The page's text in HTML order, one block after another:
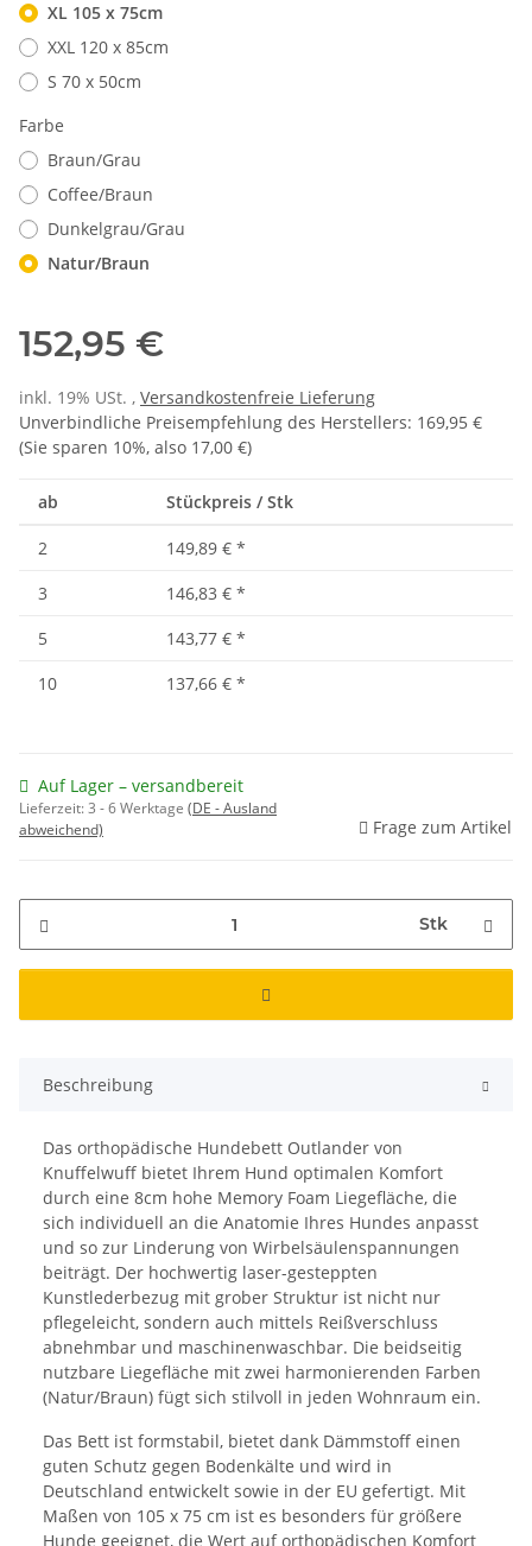
XL 105 x 75cm
XXL 120 x 85cm
S 70 x 50cm
Farbe
Braun/Grau
Coffee/Braun
Dunkelgrau/Grau
Natur/Braun
152,95 €
inkl. 19% USt. , Versandkostenfreie Lieferung
Unverbindliche Preisempfehlung des Herstellers: 169,95 €
(Sie sparen 10%, also 17,00 €)
ab Stückpreis / Stk
2 149,89 € *
3
146,83 € *
5
143,77 € *
10
137,66 € *
Auf Lager – versandbereit
Lieferzeit:3 - 6 Werktage (DE - Ausland
abweichend)
Frage zum Artikel
Stk
Beschreibung
Das orthopädische Hundebett Outlander von
Knuffelwuff bietet Ihrem Hund optimalen Komfort
durch eine 8cm hohe Memory Foam Liegefläche, die
sich individuell an die Anatomie Ihres Hundes anpasst
und so zur Linderung von Wirbelsäulenspannungen
beiträgt. Der hochwertig laser-gesteppten
Kunstlederbezug mit grober Struktur ist nicht nur
pflegeleicht, sondern auch mittels Reißverschluss
abnehmbar und maschinenwaschbar. Die beidseitig
nutzbare Liegefläche mit zwei harmonierenden Farben
(Natur/Braun) fügt sich stilvoll in jeden Wohnraum ein.
Das Bett ist formstabil, bietet dank Dämmstoff einen
guten Schutz gegen Bodenkälte und wird in
Deutschland entwickelt sowie in der EU gefertigt. Mit
Maßen von 105 x 75 cm ist es besonders für größere
Hunde geeignet, die Wert auf orthopädischen Komfort